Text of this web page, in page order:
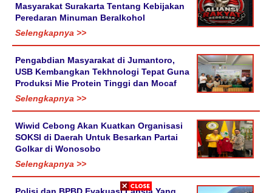
Masyarakat Surakarta Tentang Kebijakan
Peredaran Minuman Beralkohol
Selengkapnya >>
Pengabdian Masyarakat di Jumantoro,
USB Kembangkan Tekhnologi Tepat Guna
Produksi Mie Protein Tinggi dan Mocaf
Selengkapnya >>
Wiwid Cebong Akan Kuatkan Organisasi
SOKSI di Daerah Untuk Besarkan Partai
Golkar di Wonosobo
Selengkapnya >>